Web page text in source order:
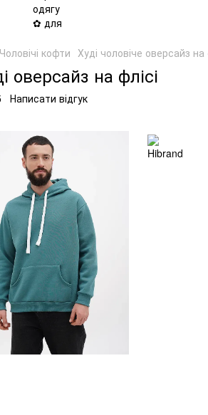
Чоловічі кофти Худі чоловіче оверсайз на
оверсайз на флісі
Написати відгук